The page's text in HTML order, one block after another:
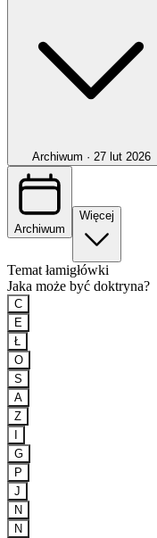
Archiwum · 27 lut 2026
Archiwum
Więcej
Temat łamigłówki
Jaka może być doktryna?
C
E
Ł
O
S
A
Z
G
P
J
N
N